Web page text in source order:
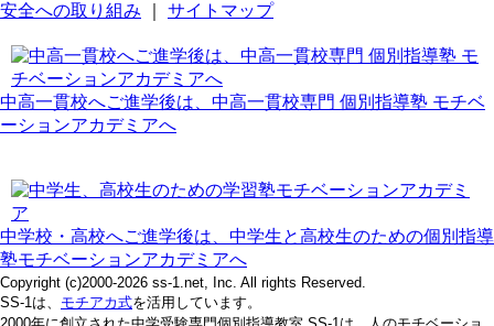
安全への取り組み
サイトマップ
中高一貫校へご進学後は、中高一貫校専門 個別指導塾 モチベ
ーションアカデミアへ
中学校・高校へご進学後は、中学生と高校生のための個別指導
塾モチベーションアカデミアへ
Copyright (c)2000-2026 ss-1.net, Inc. All rights Reserved.
SS-1は、 モチアカ式を活用しています。